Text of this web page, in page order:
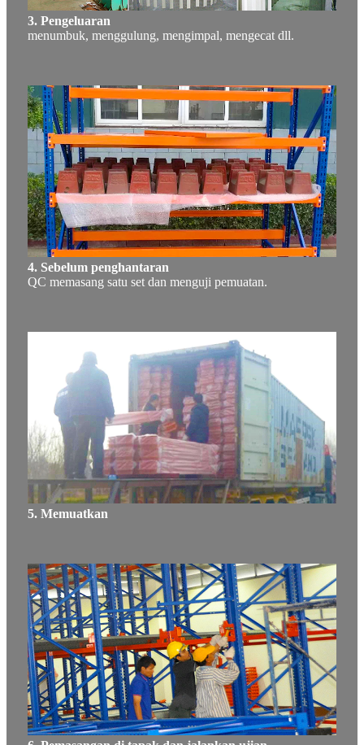
3. Pengeluaran
menumbuk, menggulung, mengimpal, mengecat dll.
4. Sebelum penghantaran
QC memasang satu set dan menguji pemuatan.
5. Memuatkan